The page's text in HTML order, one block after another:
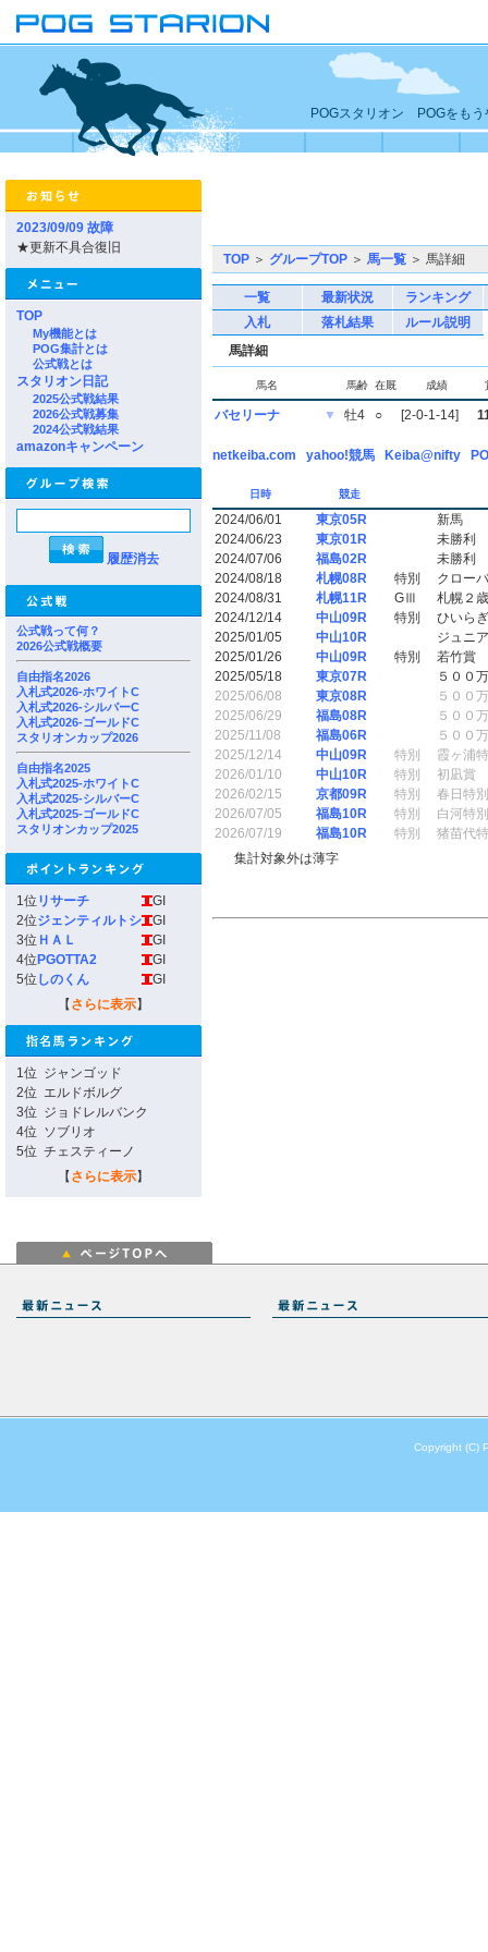
POGスタリオン POGをもう
2023/09/09 故障
★更新不具合復旧
TOP
My機能とは
POG集計とは
公式戦とは
スタリオン日記
2025公式戦結果
2026公式戦募集
2024公式戦結果
amazonキャンペーン
履歴消去
公式戦って何？
2026公式戦概要
自由指名2026
入札式2026-ホワイトC
入札式2026-シルバーC
入札式2026-ゴールドC
スタリオンカップ2026
自由指名2025
入札式2025-ホワイトC
入札式2025-シルバーC
入札式2025-ゴールドC
スタリオンカップ2025
1位 リサーチ
GI
2位ジェンティルトシ
GI
3位 ＨＡＬ
GI
4位 PGOTTA2
GI
5位 しのくん
GI
【 さらに表示】
1位 ジャンゴッド
2位 エルドボルグ
3位 ジョドレルバンク
4位 ソブリオ
5位 チェスティーノ
【 さらに表示】
TOP ＞ グループTOP ＞ 馬一覧 ＞ 馬詳細
一覧 最新状況
ランキング
入札
落札結果
ルール説明
馬詳細
馬名 馬齢 在厩 成績
バセリーナ ▼ 牡4 ○ [2-0-1-14]
netkeiba.com yahoo!競馬 Keiba@nifty
日時 競走
2024/06/01 東京05R
新馬
2024/06/23
東京01R
未勝利
2024/07/06
福島02R
未勝利
2024/08/18
札幌08R 特別
クロー
2024/08/31
札幌11R GⅢ
札幌２
2024/12/14
中山09R 特別
ひいら
2025/01/05
中山10R
ジュニ
2025/01/26
中山09R 特別
若竹賞
2025/05/18
東京07R
５００
2025/06/08
東京08R
５００
2025/06/29
福島08R
５００
2025/11/08
福島06R
５００
2025/12/14
中山09R 特別
霞ヶ浦
2026/01/10
中山10R 特別
初凪賞
2026/02/15
京都09R 特別
春日特別
2026/07/05
福島10R 特別
白河特別
2026/07/19
福島10R 特別
猪苗代
集計対象外は薄字
Copyright (C)